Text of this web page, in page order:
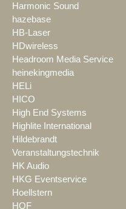
Harmonic Sound
hazebase
HB-Laser
HDwireless
Headroom Media Service
heinekingmedia
HELi
HICO
High End Systems
Highlite International
Hildebrandt
Veranstaltungstechnik
HK Audio
HKG Eventservice
Hoellstern
HOF